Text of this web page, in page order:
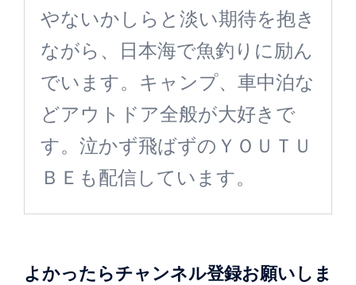
やないかしらと淡い期待を抱き
ながら、日本海で魚釣りに励ん
でいます。キャンプ、車中泊な
どアウトドア全般が大好きで
す。泣かず飛ばずのＹＯＵＴＵ
ＢＥも配信しています。
よかったらチャンネル登録お願いしま